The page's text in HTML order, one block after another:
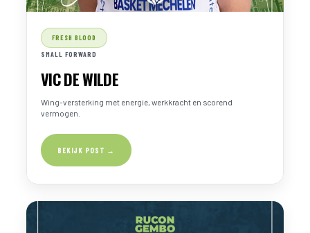
FRESH BLOOD
SMALL FORWARD
VIC DE WILDE
Wing-versterking met energie, werkkracht en scorend
vermogen.
BEKIJK POST →